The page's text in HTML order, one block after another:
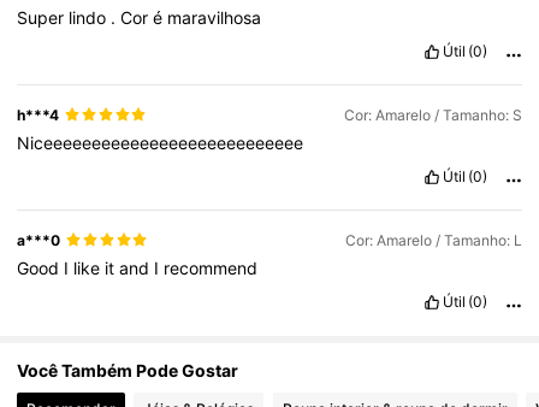
Super lindo .Coré maravilhosa
Útil (0)
h***4 Cor: Amarelo / Tamanho: S
Niceeeeeeeeeeeeeeeeeeeeeeeeeee
Útil (0)
a***0 Cor: Amarelo / Tamanho: L
Good I like itand I recommend
Útil (0)
Você Também Pode Gostar